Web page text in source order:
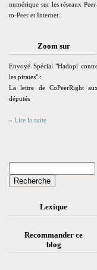
numérique sur les réseaux
to-Peer et Internet.
Zoom sur
Envoyé Spécial "Hadopi
les pirates" :
La lettre de CoPeerRight aux
députés
» Lire la suite
Lexique
Recommander ce
blog